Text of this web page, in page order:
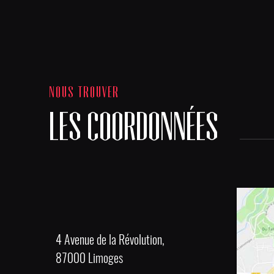
NOUS TROUVER
LES COORDONNÉES
4 Avenue de la Révolution,
87000 Limoges